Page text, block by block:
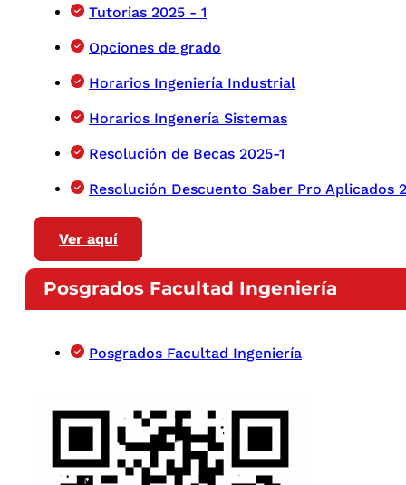
Tutorias 2025 - 1
Opciones de grado
Horarios Ingeniería Industrial
Horarios Ingenería Sistemas
Resolución de Becas 2025-1
Resolución Descuento Saber Pro Aplicados
Ver aquí
Posgrados Facultad Ingeniería
Posgrados Facultad Ingeniería